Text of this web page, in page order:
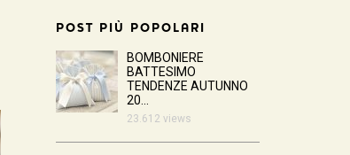
POST PIÙ POPOLARI
BOMBONIERE
BATTESIMO
TENDENZE AUTUNNO
20...
23.612 views